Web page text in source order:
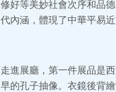
修好等美妙社會次序和品
代內涵，體現了中華平易
走進展廳，第一件展品是
早的孔子抽像。衣鏡後背